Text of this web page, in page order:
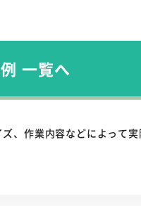
一覧へ
作業内容などによって実